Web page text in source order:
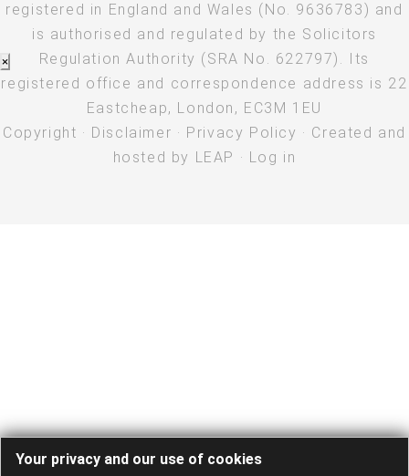
Your privacy and our use of cookies
registered in England and Wales (No. 9636783) and
is authorised and regulated by the Solicitors
Regulation Authority (SRA No. 622797). Its
registered office and correspondence address is 22
Eastcheap, London, EC3M 1EU
Copyright · Disclaimer · Privacy Policy · Created and
hosted by LEAP · Log in
×